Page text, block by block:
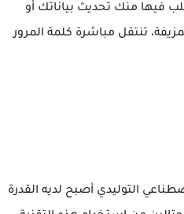
فيها منك تحديث بياناتك أو
تنتقل مباشرة كلمة المرور
التوليدي أصبح لديه القدرة